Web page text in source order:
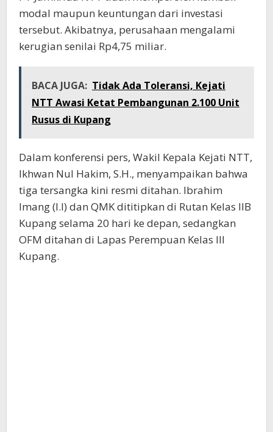
modal maupun keuntungan dari investasi
tersebut. Akibatnya, perusahaan mengalami
kerugian senilai Rp4,75 miliar.
BACA JUGA: Tidak Ada Toleransi, Kejati
NTT Awasi Ketat Pembangunan 2.100 Unit
Rusus di Kupang
Dalam konferensi pers, Wakil Kepala Kejati NTT,
Ikhwan Nul Hakim, S.H., menyampaikan bahwa
tiga tersangka kini resmi ditahan. Ibrahim
Imang (I.I) dan QMK dititipkan di Rutan Kelas IIB
Kupang selama 20 hari ke depan, sedangkan
OFM ditahan di Lapas Perempuan Kelas III
Kupang.